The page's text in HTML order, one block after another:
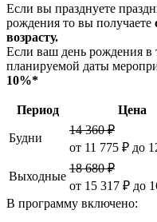
Если вы празднуете
рождения то вы получаете
возрасту.
Если ваш день рождения в
планируемой даты
10%*
Период Цена
Будни
14 360 ₽
от 11 775 ₽ до
Выходные
18 680 ₽
от 15 317 ₽ до
В программу включено: